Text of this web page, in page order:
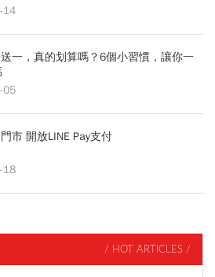
14
一，真的划算嗎？6個小習慣，讓你一
05
市 開放LINE Pay支付
18
/ HOT ARTICLES /